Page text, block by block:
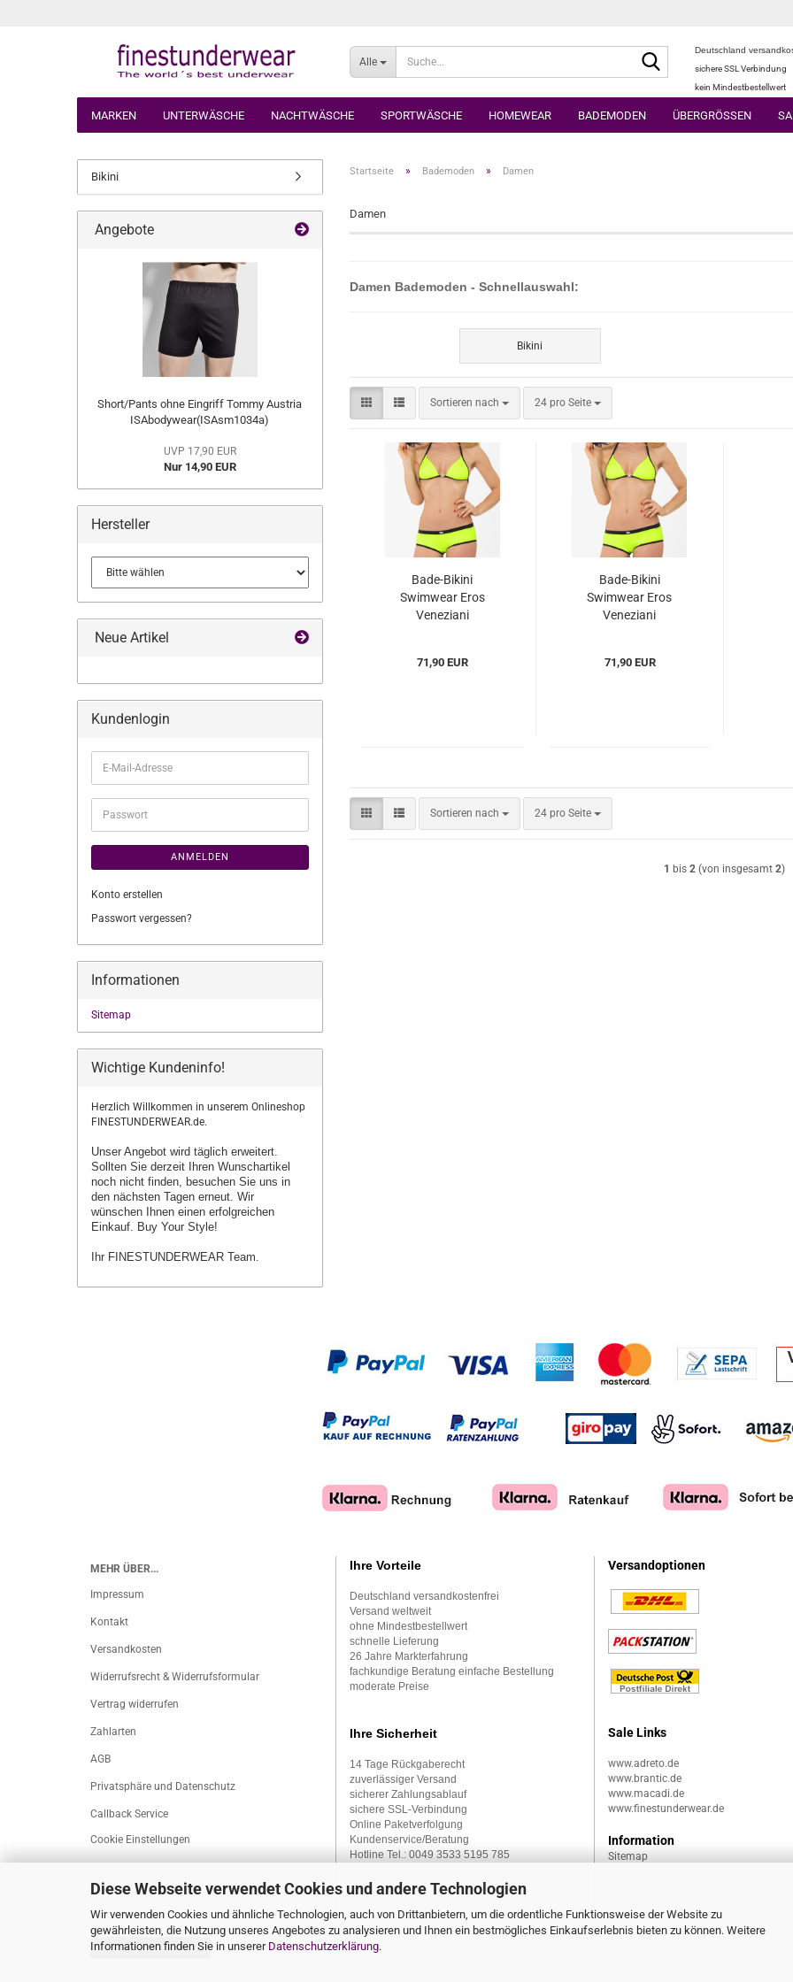
Diese Webseite verwendet Cookies und andere Technologien
Wir verwenden Cookies und ähnliche Technologien, auch von Drittanbietern, um die ordentliche Funktionsweise der Website zu
gewährleisten, die Nutzung unseres Angebotes zu analysieren und Ihnen ein bestmögliches Einkaufserlebnis bieten zu können. Weitere
Informationen finden Sie in unserer Datenschutzerklärung.
Alle
Suche...Deutschland
sichere SSL Verbindung
kein Mindestbestellwert
MARKEN UNTERWÄSCHE NACHTWÄSCHE SPORTWÄSCHE HOMEWEAR BADEMODEN ÜBERGRÖSSEN
Startseite » Bademoden » Damen
Damen
Damen Bademoden - Schnellauswahl:
Bikini
Sortieren nach
Sortieren nach 24 pro Seite
pro Seite
Bade-Bikini
Swimwear Eros
Veneziani
71,90 EUR
Bade-Bikini
Swimwear Eros
Veneziani
71,90 EUR
Sortieren nach
Sortieren nach 24 pro Seite
pro Seite
1 bis 2(von insgesamt 2)
Bikini
Angebote
Short/Pants ohne Eingriff Tommy Austria
ISAbodywear(ISAsm1034a)
UVP 17,90 EUR
Nur 14,90 EUR
Hersteller
Neue Artikel
Kundenlogin
E-
Mail-
Adresse
Passwort
ANMELDEN
Konto erstellen
Passwort vergessen?
Informationen
Sitemap
Wichtige Kundeninfo!
Herzlich Willkommen in unserem Onlineshop
FINESTUNDERWEAR.de.
Unser Angebot wird täglich erweitert.
Sollten Sie derzeit Ihren Wunschartikel
noch nicht finden, besuchen Sie uns in
den nächsten Tagen erneut. Wir
wünschen Ihnen einen erfolgreichen
Einkauf. Buy Your Style!
Ihr FINESTUNDERWEAR Team.
MEHR ÜBER...
Impressum
Kontakt
Versandkosten
Widerrufsrecht & Widerrufsformular
Vertrag widerrufen
Zahlarten
AGB
Privatsphäre und Datenschutz
Callback Service
Cookie Einstellungen
Ihre Vorteile
Deutschland versandkostenfrei
Versand weltweit
ohne Mindestbestellwert
schnelle Lieferung
26 Jahre Markterfahrung
fachkundige Beratung einfache Bestellung
moderate Preise
Ihre Sicherheit
14 Tage Rückgaberecht
zuverlässiger Versand
sicherer Zahlungsablauf
sichere SSL-Verbindung
Online Paketverfolgung
Kundenservice/Beratung
Hotline Tel.: 0049 3533 5195 785
Versandoptionen
Sale Links
www.adreto.de
www.brantic.de
www.macadi.de
www.finestunderwear.de
Information
Sitemap
Vertrag widerrufen